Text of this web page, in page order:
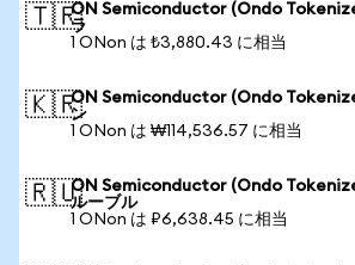
🇹🇷ON Semiconductor (Ondo
ラ
1 ONon は ₺3,880.43 に相当
🇰🇷ON Semiconductor (Ondo
ン
1 ONon は ₩114,536.57 に相当
🇷🇺ON Semiconductor (Ondo
ルーブル
1 ONon は ₽6,638.45 に相当